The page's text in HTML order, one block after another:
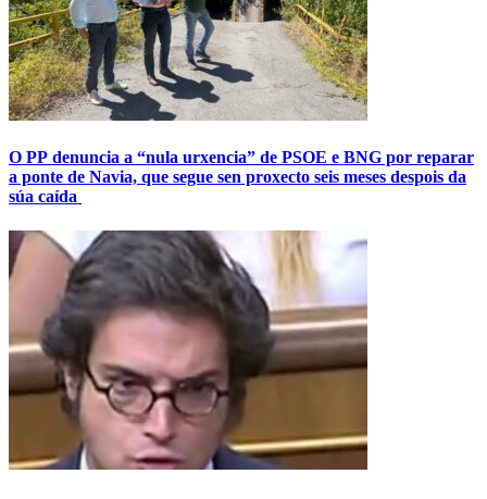
O PP denuncia a “nula urxencia” de PSOE e BNG por reparar
a ponte de Navia, que segue sen proxecto seis meses despois da
súa caída